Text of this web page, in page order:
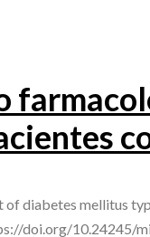
diabetes mellitus
doi.org/10.24245/